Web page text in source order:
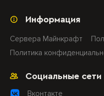
Социальные сети
Вконтакте
Информация
Сервера Майнкрафт
Политика